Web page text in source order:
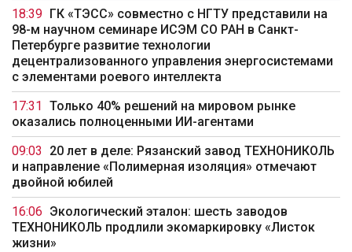
18:39
ГК «ТЭСС» совместно с НГТУ представили на
98-м научном семинаре ИСЭМ СО РАН в Санкт-
Петербурге развитие технологии
децентрализованного управления энергосистемами
с элементами роевого интеллекта
17:31
Только 40% решений на мировом рынке
оказались полноценными ИИ-агентами
09:03
20 лет в деле: Рязанский завод ТЕХНОНИКОЛЬ
и направление «Полимерная изоляция» отмечают
двойной юбилей
16:06 Экологический эталон: шесть заводов
ТЕХНОНИКОЛЬ продлили экомаркировку «Листок
жизни»